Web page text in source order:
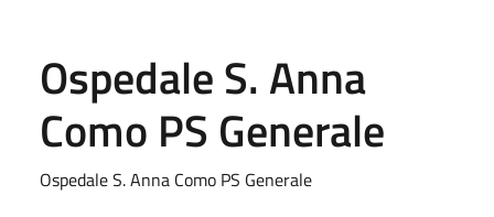
Ospedale S. Anna
Como PS Generale
Ospedale S. Anna Como PS Generale